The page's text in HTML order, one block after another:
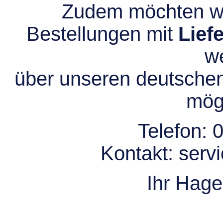
Zudem möchten
Bestellungen mit
über unseren
Telefon:
Kontakt:
Ihr